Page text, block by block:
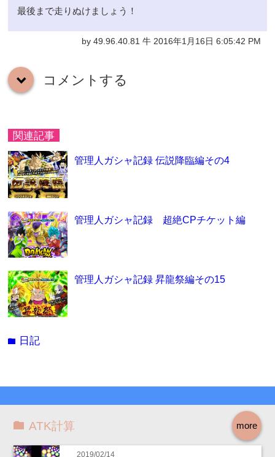
最後まで走りぬけましょう！
by 49.96.40.81 牛 2016年1月16日 6:05:42 PM
down コメントする
関連記事
管理人ガシャ記録 伝説降臨編その4
管理人ガシャ記録 超絶CPチケット編
管理人ガシャ記録 昇龍祭編その15
folder 日記
more
ATK計算
2019/02/14